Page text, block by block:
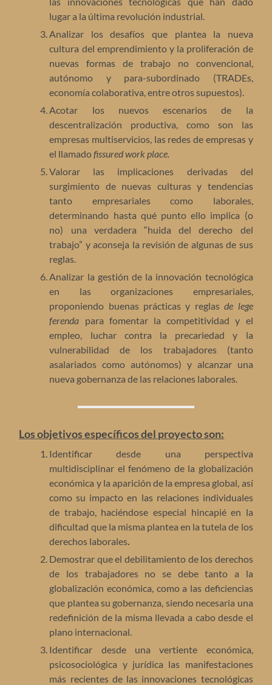
lugar a la última revolución industrial.
Analizar los desafíos que plantea la nueva
cultura del emprendimiento y la proliferación de
nuevas formas de trabajo no convencional,
autónomo y para-subordinado (TRADEs,
economía colaborativa, entre otros supuestos).
Acotar los nuevos escenarios de la
descentralización productiva, como son las
empresas multiservicios, las redes de empresas y
el llamadofissured work place.
Valorar las implicaciones derivadas del
surgimiento de nuevas culturas y tendencias
tanto empresariales como laborales,
determinando hasta qué punto ello implica (o
no) una verdadera “huida del derecho del
trabajo” y aconseja la revisión de algunas de sus
reglas.
Analizar la gestión de la innovación tecnológica
en las organizaciones empresariales,
proponiendo buenas prácticas y reglasde lege
ferenda para fomentar la competitividad y el
empleo, luchar contra la precariedad y la
vulnerabilidad de los trabajadores (tanto
asalariados como autónomos) y alcanzar una
nueva gobernanza de las relaciones laborales.
Los objetivos específicos del proyecto son:
Identificar desde una perspectiva
multidisciplinar el fenómeno de la globalización
económica y la aparición de la empresa global, así
como su impacto en las relaciones individuales
de trabajo, haciéndose especial hincapié en la
dificultad que la misma plantea en la tutela de los
derechos laborales
Demostrar que el debilitamiento de los derechos
de los trabajadores no se debe tanto a la
globalización económica, como a las deficiencias
que plantea su gobernanza, siendo necesaria una
redefinición de la misma llevada a cabo desde el
plano internacional.
Identificar desde una vertiente económica,
psicosociológica y jurídica las manifestaciones
más recientes de las innovaciones tecnológicas